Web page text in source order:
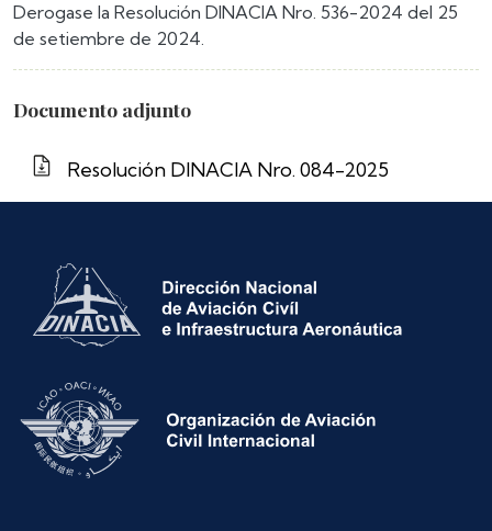
Derogase la Resolución DINACIA Nro. 536-2024 del 25
de setiembre de 2024.
Documento adjunto
Resolución DINACIA Nro. 084-2025